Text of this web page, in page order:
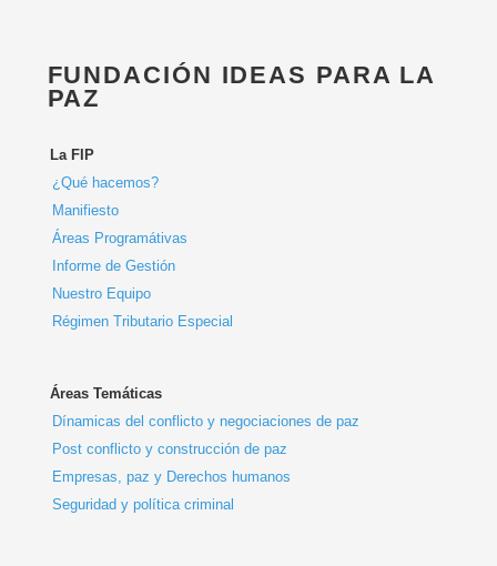
FUNDACIÓN IDEAS PARA LA
PAZ
La FIP
¿Qué hacemos?
Manifiesto
Áreas Programátivas
Informe de Gestión
Nuestro Equipo
Régimen Tributario Especial
Áreas Temáticas
Dínamicas del conflicto y negociaciones de paz
Post conflicto y construcción de paz
Empresas, paz y Derechos humanos
Seguridad y política criminal